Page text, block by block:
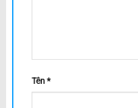
Tên*